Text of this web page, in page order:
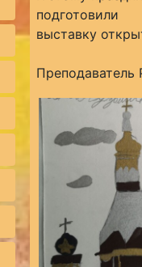
подготовили
выставку
Преподаватель